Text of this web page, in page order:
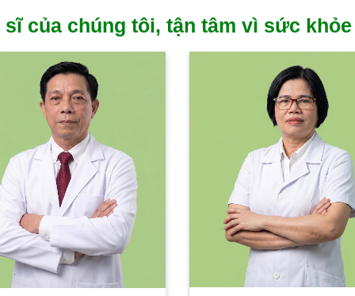
sĩ của chúng tôi, tận tâm vì sức khỏe